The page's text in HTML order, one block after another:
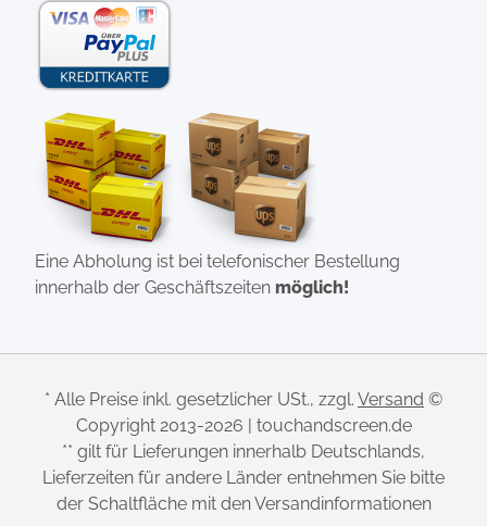
Eine Abholung ist bei telefonischer Bestellung
innerhalb der Geschäftszeiten möglich!
* Alle Preise inkl. gesetzlicher USt., zzgl. Versand ©
Copyright 2013-2026 | touchandscreen.de
** gilt für Lieferungen innerhalb Deutschlands,
Lieferzeiten für andere Länder entnehmen Sie bitte
der Schaltfläche mit den Versandinformationen